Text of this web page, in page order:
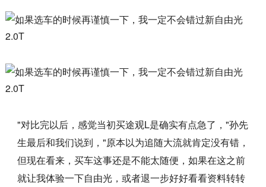
"对比完以后，感觉当初买途观L是确实有点急了，"孙先
生最后和我们说到，"原本以为追随大流就肯定没有错，
但现在看来，买车这事还是不能太随便，如果在这之前
就让我体验一下自由光，或者退一步好好看看资料转转